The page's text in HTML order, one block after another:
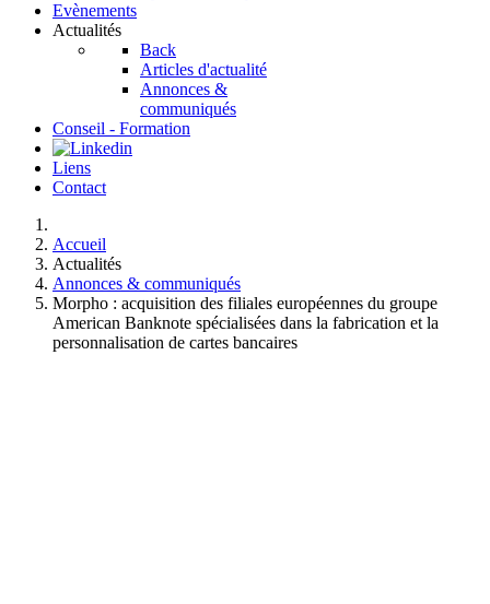
Evènements
Actualités
Back
Articles d'actualité
Annonces &
communiqués
Conseil - Formation
Liens
Contact
Accueil
Actualités
Annonces & communiqués
Morpho : acquisition des filiales européennes du groupe
American Banknote spécialisées dans la fabrication et la
personnalisation de cartes bancaires